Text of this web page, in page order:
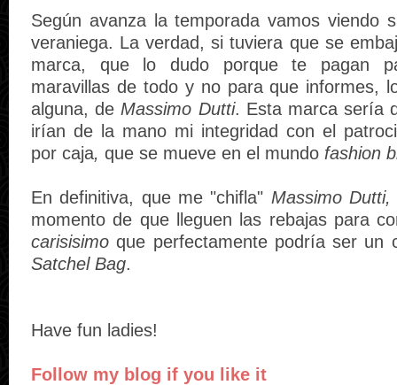
Según avanza la temporada vamos viendo
veraniega. La verdad, si tuviera que se
marca, que lo dudo porque te pagan
maravillas de todo y no para que informes,
alguna, de Massimo Dutti. Esta marca sería
irían de la mano mi integridad con el
por caja, que se mueve en el mundo fashion
En definitiva, que me "chifla" Massimo Dutti,
momento de que lleguen las rebajas para
carisisimoque perfectamente podría ser un
Satchel Bag.
Have fun ladies!
Follow my blog if you like it